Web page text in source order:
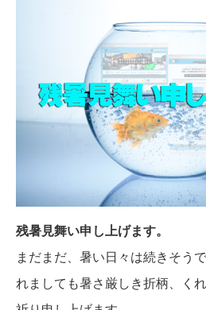
残暑見舞い申し上げます。
まだまだ、暑い日々は続きそう
れましても暑さ厳しき折柄、く